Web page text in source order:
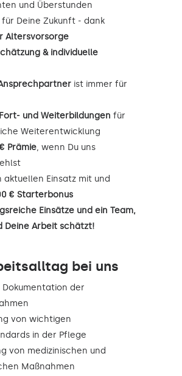
und Überstunden
Deine Zukunft - dank
Altersvorsorge
& individuelle
ist immer für
Fort- und Weiterbildungen für
Weiterentwicklung
Prämie, wenn Du uns
aktuellen Einsatz mit und
€ Starterbonus
Einsätze und ein Team,
Deine Arbeit schätzt!
bei uns
Dokumentation der
von wichtigen
in der Pflege
von medizinischen und
Maßnahmen